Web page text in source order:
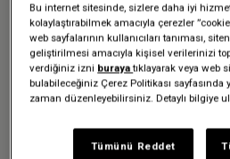
Anasayfa İndirim Tüm
İndirimli Sırt
OUT OF OFFICE BRIZE DYE PINK SIRT
Üzgünüz - bu
mevcut değil
Bu internet sitesinde, sizlere daha iyi
kolaylaştırabilmek amacıyla çerezler
web sayfalarının kullanıcıları tanıması,
geliştirilmesi amacıyla kişisel verilerinizi
verdiğiniz izni burayatıklayarak veya web
bulabileceğiniz Çerez Politikası sayfasında
zaman düzenleyebilirsiniz. Detaylı bilgiye
Tümünü Reddet